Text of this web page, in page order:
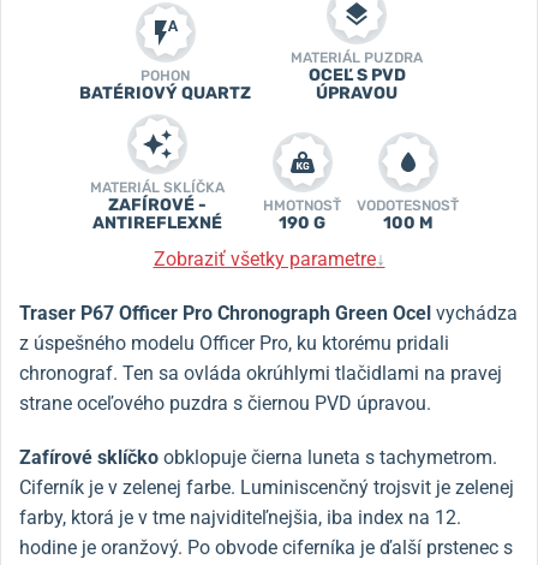
POHON
BATÉRIOVÝ QUARTZ
MATERIÁL PUZDRA
OCEĽ S PVD
ÚPRAVOU
MATERIÁL SKLÍČKA
ZAFÍROVÉ -
ANTIREFLEXNÉ
HMOTNOSŤ
190 G
VODOTESNOSŤ
100 M
Zobraziť všetky parametre↓
Traser P67 Officer Pro Chronograph Green Ocel vychádza
z úspešného modelu Officer Pro, ku ktorému pridali
chronograf. Ten sa ovláda okrúhlymi tlačidlami na pravej
strane oceľového puzdra s čiernou PVD úpravou.
Zafírové sklíčko obklopuje čierna luneta s tachymetrom.
Ciferník je v zelenej farbe. Luminiscenčný trojsvit je zelenej
farby, ktorá je v tme najviditeľnejšia, iba index na 12.
hodine je oranžový. Po obvode ciferníka je ďalší prstenec s